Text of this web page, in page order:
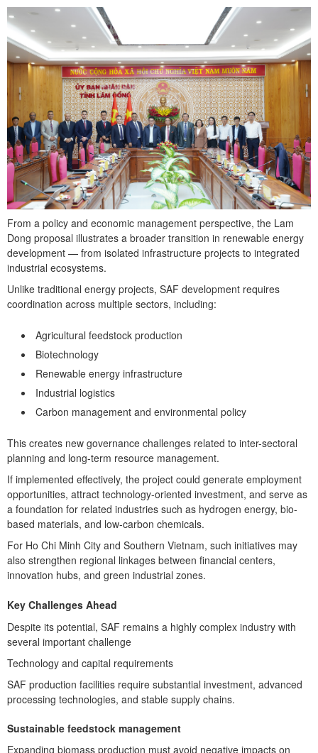
From a policy and economic management perspective, the Lam
Dong proposal illustrates a broader transition in renewable energy
development — from isolated infrastructure projects to integrated
industrial ecosystems.
Unlike traditional energy projects, SAF development requires
coordination across multiple sectors, including:
Agricultural feedstock production
Biotechnology
Renewable energy infrastructure
Industrial logistics
Carbon management and environmental policy
This creates new governance challenges related to inter-sectoral
planning and long-term resource management.
If implemented effectively, the project could generate employment
opportunities, attract technology-oriented investment, and serve as
a foundation for related industries such as hydrogen energy, bio-
based materials, and low-carbon chemicals.
For Ho Chi Minh City and Southern Vietnam, such initiatives may
also strengthen regional linkages between financial centers,
innovation hubs, and green industrial zones.
Key Challenges Ahead
Despite its potential, SAF remains a highly complex industry with
several important challenge
​Technology and capital requirements
SAF production facilities require substantial investment, advanced
processing technologies, and stable supply chains.
Sustainable feedstock management
Expanding biomass production must avoid negative impacts on